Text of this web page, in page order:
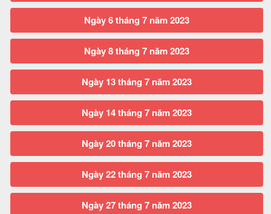
Ngày 6 tháng 7 năm 2023
Ngày 8 tháng 7 năm 2023
Ngày 13 tháng 7 năm 2023
Ngày 14 tháng 7 năm 2023
Ngày 20 tháng 7 năm 2023
Ngày 22 tháng 7 năm 2023
Ngày 27 tháng 7 năm 2023